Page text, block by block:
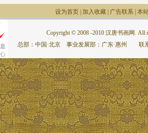
设为首页 加入收藏 广告联系 本
Copyright © 2008 -2010 汉唐书画网. All
总部：中国·北京 事业发展部：广东·惠州 联系